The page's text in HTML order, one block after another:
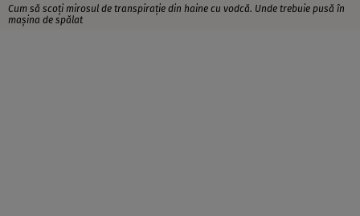
Cum să scoți mirosul de transpirație din haine cu vodcă. Unde trebuie pusă în
mașina de spălat